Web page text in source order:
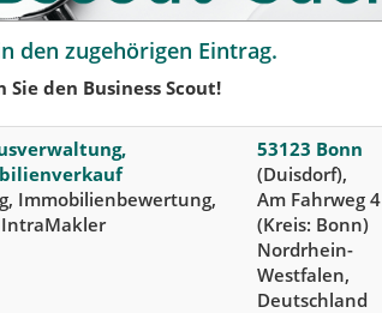
den zugehörigen Eintrag.
den Business Scout!
Immobilienbewertung,
53123 Bonn
(Duisdorf),
Am Fahrweg 4
(Kreis: Bonn)
Nordrhein-
Westfalen,
Deutschland